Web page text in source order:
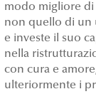
modo migliore di
non quello di un
e investe il suo
nella
con cura e
ulteriormente i